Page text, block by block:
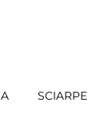
SCIARPE